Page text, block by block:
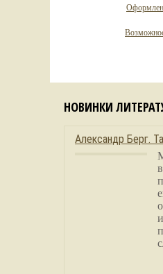
НОВИНКИ
Александр Берг.